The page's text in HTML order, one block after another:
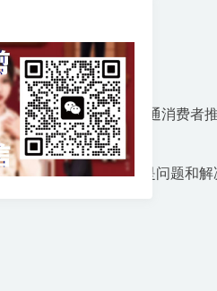
不是一个可以向普通消
很准确。管道始终是问